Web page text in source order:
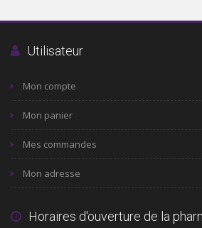
Utilisateur
Mon compte
Mon panier
Mes commandes
Mon adresse
Horaires d'ouverture de la